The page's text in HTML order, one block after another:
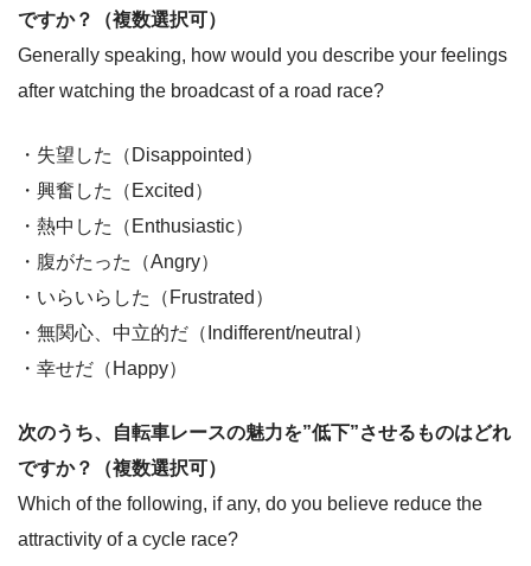
ですか？（複数選択可）
Generally speaking, how would you describe your feelings
after watching the broadcast of a road race?
・失望した（Disappointed）
・興奮した（Excited）
・熱中した（Enthusiastic）
・腹がたった（Angry）
・いらいらした（Frustrated）
・無関心、中立的だ（Indifferent/neutral）
・幸せだ（Happy）
次のうち、自転車レースの魅力を”低下”させるものはどれ
ですか？（複数選択可）
Which of the following, if any, do you believe reduce the
attractivity of a cycle race?